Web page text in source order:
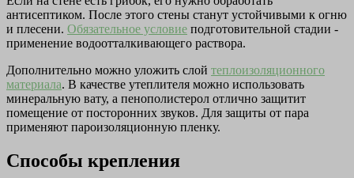
антисептиком. После этого стены станут устойчивыми к огню
и плесени. Обязательное условие подготовительной стадии -
применение водоотталкивающего раствора.
Дополнительно можно уложить слой теплоизоляционного
материала. В качестве утеплителя можно использовать
минеральную вату, а пенополистерол отлично защитит
помещение от посторонних звуков. Для защиты от пара
применяют пароизоляционную пленку.
Способы крепления